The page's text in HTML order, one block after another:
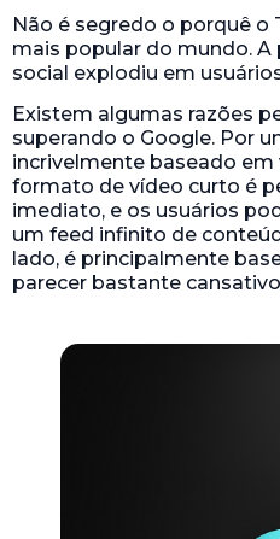
Não é segredo o porquê o
mais popular do mundo.
social explodiu em
Existem algumas razões
superando o Google. Por
incrivelmente baseado em
formato de vídeo curto é
imediato, e os usuários
um feed infinito de
lado, é principalmente
parecer bastante